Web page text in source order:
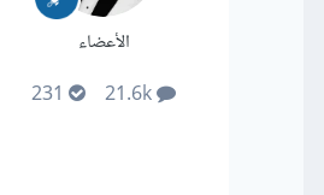
الأعضاء